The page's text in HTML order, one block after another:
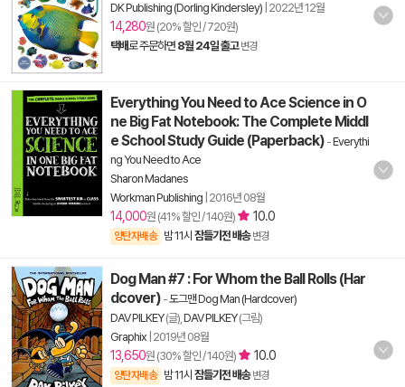
DK Publishing (Dorling Kindersley) 2022년 12월
14,280원 (20% 할인 / 720원)
택배로 주문하면 8월 24일 출고 변경
Everything You Need to Ace Science in O
ne Big Fat Notebook: The Complete Middl
e School Study Guide (Paperback) -Everythi
ng You Need to Ace
Sharon Madanes
Workman Publishing 2016년 08월
14,000원 (41% 할인 / 140원) 10.0
양탄자배송 밤 11시 잠들기전 배송 변경
Dog Man #7 : For Whom the Ball Rolls (Har
dcover) -도그맨 Dog Man (Hardcover)
DAV PILKEY(글), DAV PILKEY(그림)
Graphix 2019년 08월
13,650원 (30% 할인 / 140원) 10.0
양탄자배송 밤 11시 잠들기전 배송 변경